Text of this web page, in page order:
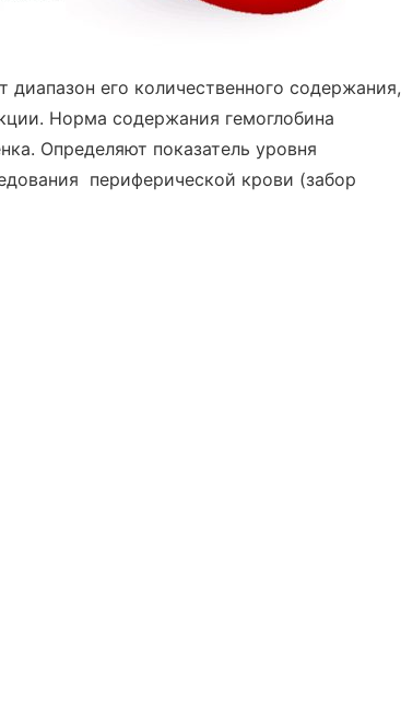
его количественного содержания,
Норма содержания гемоглобина
Определяют показатель уровня
периферической крови (забор